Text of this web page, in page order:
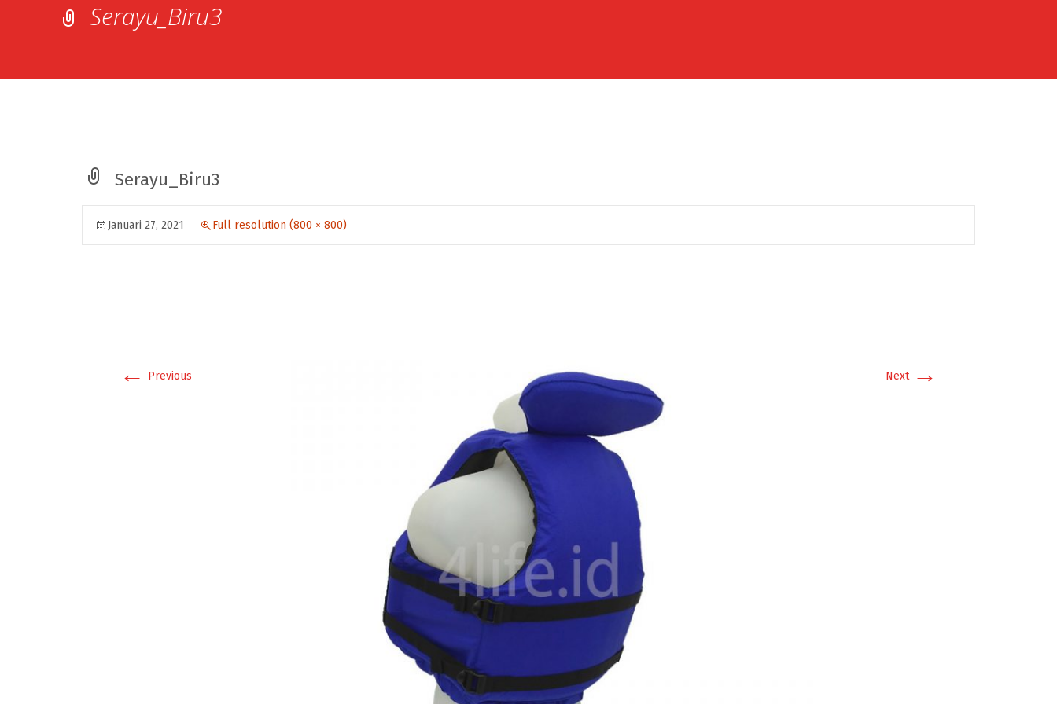
Serayu_Biru3
Serayu_Biru3
Januari 27, 2021 Full resolution (800 × 800)
← Previous Next →